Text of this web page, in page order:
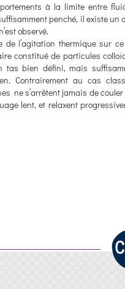
à la limite entre
penché, il existe un
observé.
de l’agitation thermique sur
constitué de particules
tas bien défini, mais
Contrairement au cas
ne s’arrêtent jamais de couler
lent, et relaxent